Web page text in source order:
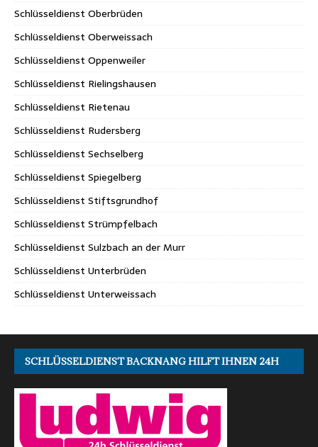
Schlüsseldienst Oberbrüden
Schlüsseldienst Oberweissach
Schlüsseldienst Oppenweiler
Schlüsseldienst Rielingshausen
Schlüsseldienst Rietenau
Schlüsseldienst Rudersberg
Schlüsseldienst Sechselberg
Schlüsseldienst Spiegelberg
Schlüsseldienst Stiftsgrundhof
Schlüsseldienst Strümpfelbach
Schlüsseldienst Sulzbach an der Murr
Schlüsseldienst Unterbrüden
Schlüsseldienst Unterweissach
SCHLÜSSELDIENST BACKNANG HILFT IHNEN 24H